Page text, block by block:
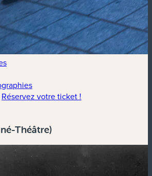
Réservez votre ticket !
Théâtre)